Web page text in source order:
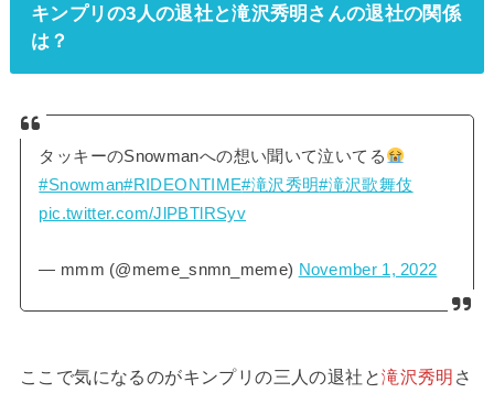
キンプリの3人の退社と滝沢秀明さんの退社の関係
は？
タッキーのSnowmanへの想い聞いて泣いてる
#Snowman#RIDEONTIME#滝沢秀明#滝沢歌舞伎
pic.twitter.com/JlPBTlRSyv
— mmm (@meme_snmn_meme) November 1, 2022
ここで気になるのがキンプリの三人の退社と滝沢秀明 さ